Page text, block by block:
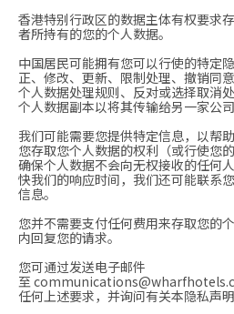
香港特别行政区的数据主体有权要求
者所持有的您的个人数据。
中国居民可能拥有您可以行使的特定
正、修改、更新、限制处理、撤销同
个人数据处理规则、反对或选择取消
个人数据副本以将其传输给另一家公司
我们可能需要您提供特定信息，以帮
您存取您个人数据的权利（或行使您
确保个人数据不会向无权接收的任何
快我们的响应时间，我们还可能联系
信息。
您并不需要支付任何费用来存取您的
内回复您的请求。
您可通过发送电子邮件
至
任何上述要求，并询问有关本隐私声明